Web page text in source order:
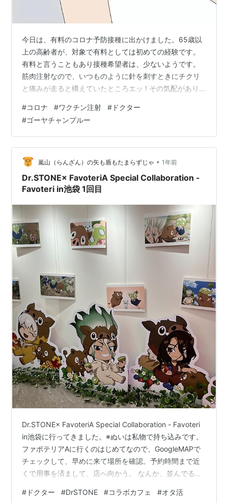
今日は、有料のコロナ予防接種に出かけました。65歳以
上の高齢者が、対象で有料としては初めての経験です。
有料と言うこともあり接種希望者は、少ないようです。
筋肉注射なので、いつものように針を刺すときにチクリ
と痛みが走ると構えていたところエッ ! その気配があり
後4時間経つも腕と肩の筋肉の痛みもありません。経験と
技量で、こんなに注射針の差し方に差が、出るものだな
と感じました。 ホームに戻り家庭菜園を覗くとゴーヤ
が、実を付けていることに気付き収穫しました。8月に収
穫と思い込んでいたので、どうして今頃と驚いていま
す。8月は、花こそ沢山咲いているものの結実…
#コロナ #ワクチン注射 # ドクター
#ゴーヤチャンプルー
嵐山（らんざん）の矢も盾もたまらずじゃ • 1年前
Dr.STONE× FavoteriA Special Collaboration -
Favoteri in池袋 1回目
Dr.STONE× FavoteriA Special Collaboration - Favoteri
in池袋に行ってきました。※ぬいは私物で持ち込みです。
ファボテリアAに行くのはじめてなので、GoogleMAPで
チェックして、早めに来て場所を確認。予約時間まで近
くで用事を済まして、店へ向かう。 なんか、並んでる人
ってる?? 並びながら、ネットで色々調べてみるがわから
# ドクター #DrSTONE #コラボカフェ #オタ活